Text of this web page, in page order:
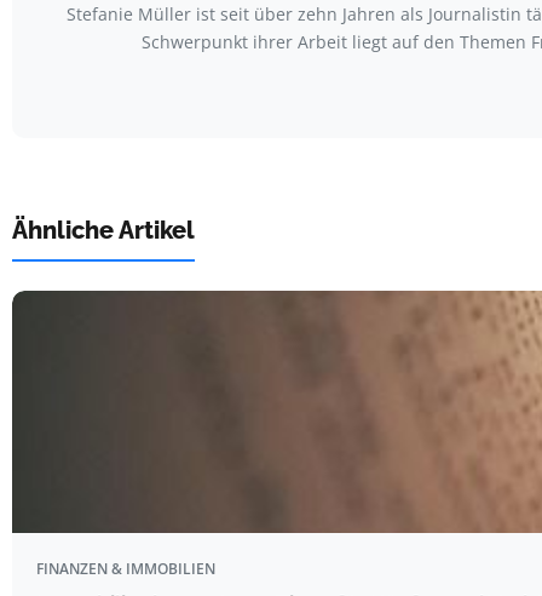
Stefanie Müller ist seit über zehn Jahren als Journalistin
Schwerpunkt ihrer Arbeit liegt auf den Themen
Ähnliche Artikel
FINANZEN & IMMOBILIEN